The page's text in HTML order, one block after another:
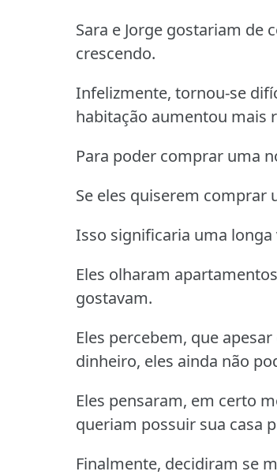
Sara e Jorge gostariam de
crescendo.
Infelizmente, tornou-se
habitação aumentou mais
Para poder comprar uma
Se eles quiserem comprar
Isso significaria uma
Eles olharam
gostavam.
Eles percebem, que
dinheiro, eles ainda não
Eles pensaram, em certo
queriam possuir sua casa
Finalmente, decidiram se